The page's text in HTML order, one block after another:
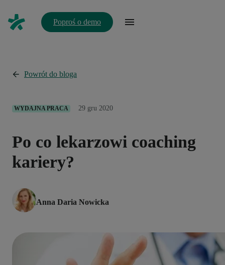
Poproś o demo
Powrót do bloga
WYDAJNA PRACA 29 gru 2020
Po co lekarzowi coaching
kariery?
Anna Daria Nowicka